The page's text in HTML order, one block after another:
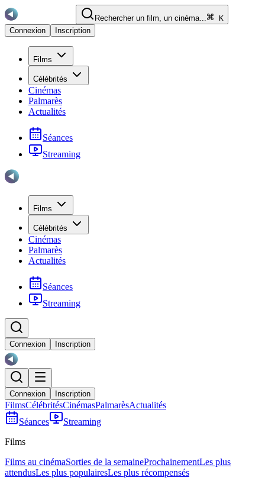
Rechercher un film, un cinéma...
K
Connexion
Inscription
Films
Célébrités
Cinémas
Palmarès
Actualités
Séances
Streaming
Films
Célébrités
Cinémas
Palmarès
Actualités
Séances
Streaming
Connexion Inscription
Connexion Inscription
FilmsCélébritésCinémasPalmarèsActualités
Séances
Streaming
Films
Films au cinémaSorties de la semaineProchainementLes plus
attendusLes plus populairesLes plus récompensés